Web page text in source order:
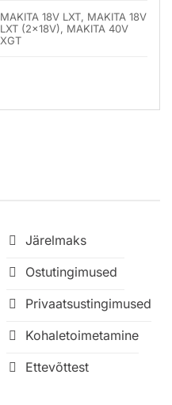
MAKITA 18V LXT, MAKITA 18V
LXT (2x18V), MAKITA 40V
XGT
Järelmaks
Ostutingimused
Privaatsustingimused
Kohaletoimetamine
Ettevõttest